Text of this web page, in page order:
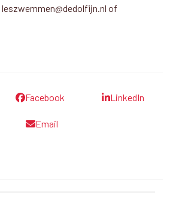
of
Facebook LinkedIn
Email